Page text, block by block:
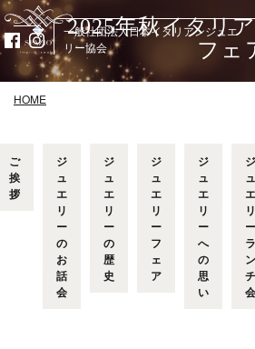
一般社団法人日本イタリアンジュエ
リー協会
2025年秋イタリ
フェ
HOME
ご
挨
拶
ジ
ュ
エ
リ
ー
の
お
話
会
ジ
ュ
エ
リ
ー
の
歴
史
ジ
ュ
エ
リ
ー
フ
ェ
ア
ジ
ュ
エ
リ
ー
へ
の
思
い
ジ
ュ
エ
リ
ー
ラ
ン
チ
会